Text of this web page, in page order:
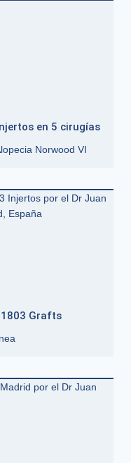
en 5 cirugías
Norwood VI
1803 Grafts